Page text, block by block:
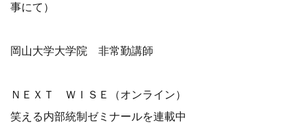
事にて）
岡山大学大学院 非常勤講師
ＮＥＸＴ ＷＩＳＥ（オンライン）
笑える内部統制ゼミナールを連載中